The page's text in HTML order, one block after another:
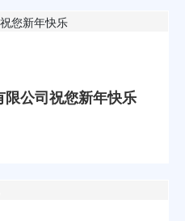
公司祝您新年快乐